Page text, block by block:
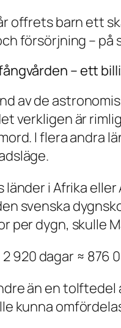
offrets barn ett
försörjning –
– ett
av de
verkligen är
I flera andra
länder i Afrika
svenska
per dygn, skulle
2 920 dagar ≈ 876
än en tolfte­del
kunna